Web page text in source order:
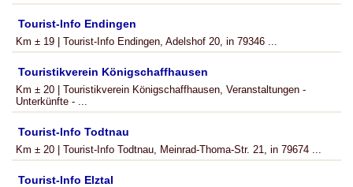
Tourist-Info Endingen
Km ± 19 | Tourist-Info Endingen, Adelshof 20, in 79346 ...
Touristikverein Königschaffhausen
Km ± 20 | Touristikverein Königschaffhausen, Veranstaltungen -
Unterkünfte - ...
Tourist-Info Todtnau
Km ± 20 | Tourist-Info Todtnau, Meinrad-Thoma-Str. 21, in 79674 ...
Tourist-Info Elztal